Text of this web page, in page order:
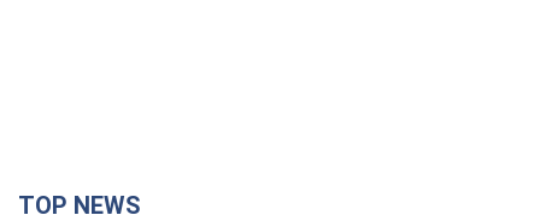
TOP NEWS